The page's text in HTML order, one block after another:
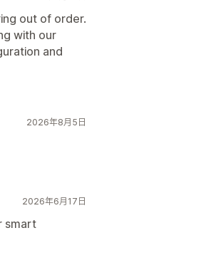
out of order.
with our
and
2026年8月5日
2026年6月17日
smart